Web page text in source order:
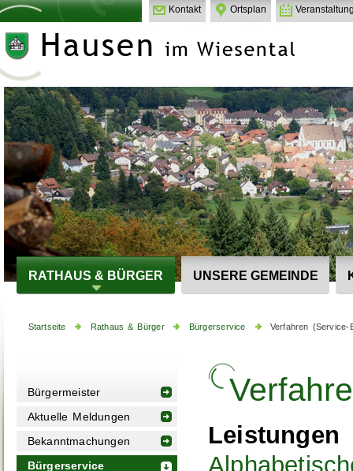
Kontakt Ortsplan
RATHAUS & BÜRGER UNSERE GEMEINDE
Startseite Rathaus & Bürger Bürgerservice Verfahren (Service-
Bürgermeister
Aktuelle Meldungen
Bekanntmachungen
Bürgerservice
Leistungen